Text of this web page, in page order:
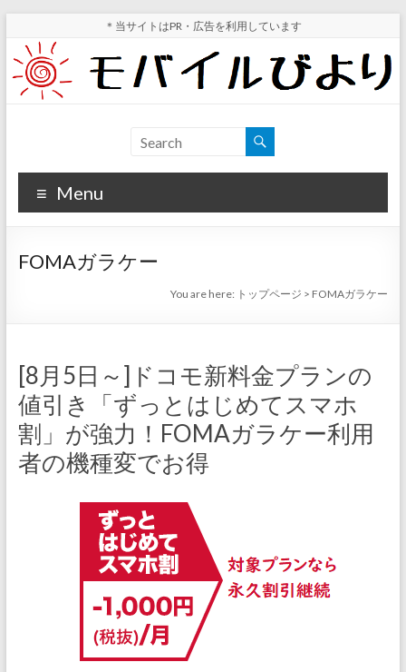
content
＊当サイトはPR・広告を利用しています
バ
イ
ル
び
ビュ
ホ値
サイ
ト
Menu
FOMAガラケー
You are here: トップページ > FOMAガラケー
[8月5日～]ドコモ新料金プランの
値引き「ずっとはじめてスマホ
割」が強力！FOMAガラケー利用
者の機種変でお得